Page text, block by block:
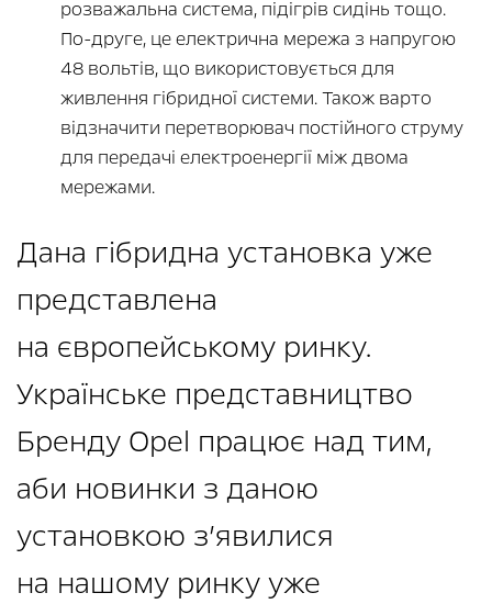
розважальна система, підігрів сидінь тощо.
По-друге, це електрична мережа з напругою
48 вольтів, що використовується для
живлення гібридної системи. Також варто
відзначити перетворювач постійного струму
для передачі електроенергії між двома
мережами.
Дана гібридна установка уже
представлена
на європейському ринку.
Українське представництво
Бренду Opel працює над тим,
аби новинки з даною
установкою з’явилися
на нашому ринку уже